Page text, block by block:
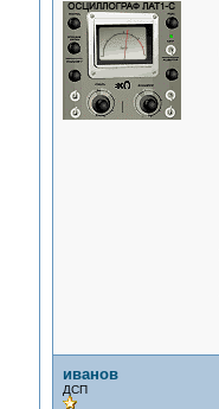
иванов
ДСП